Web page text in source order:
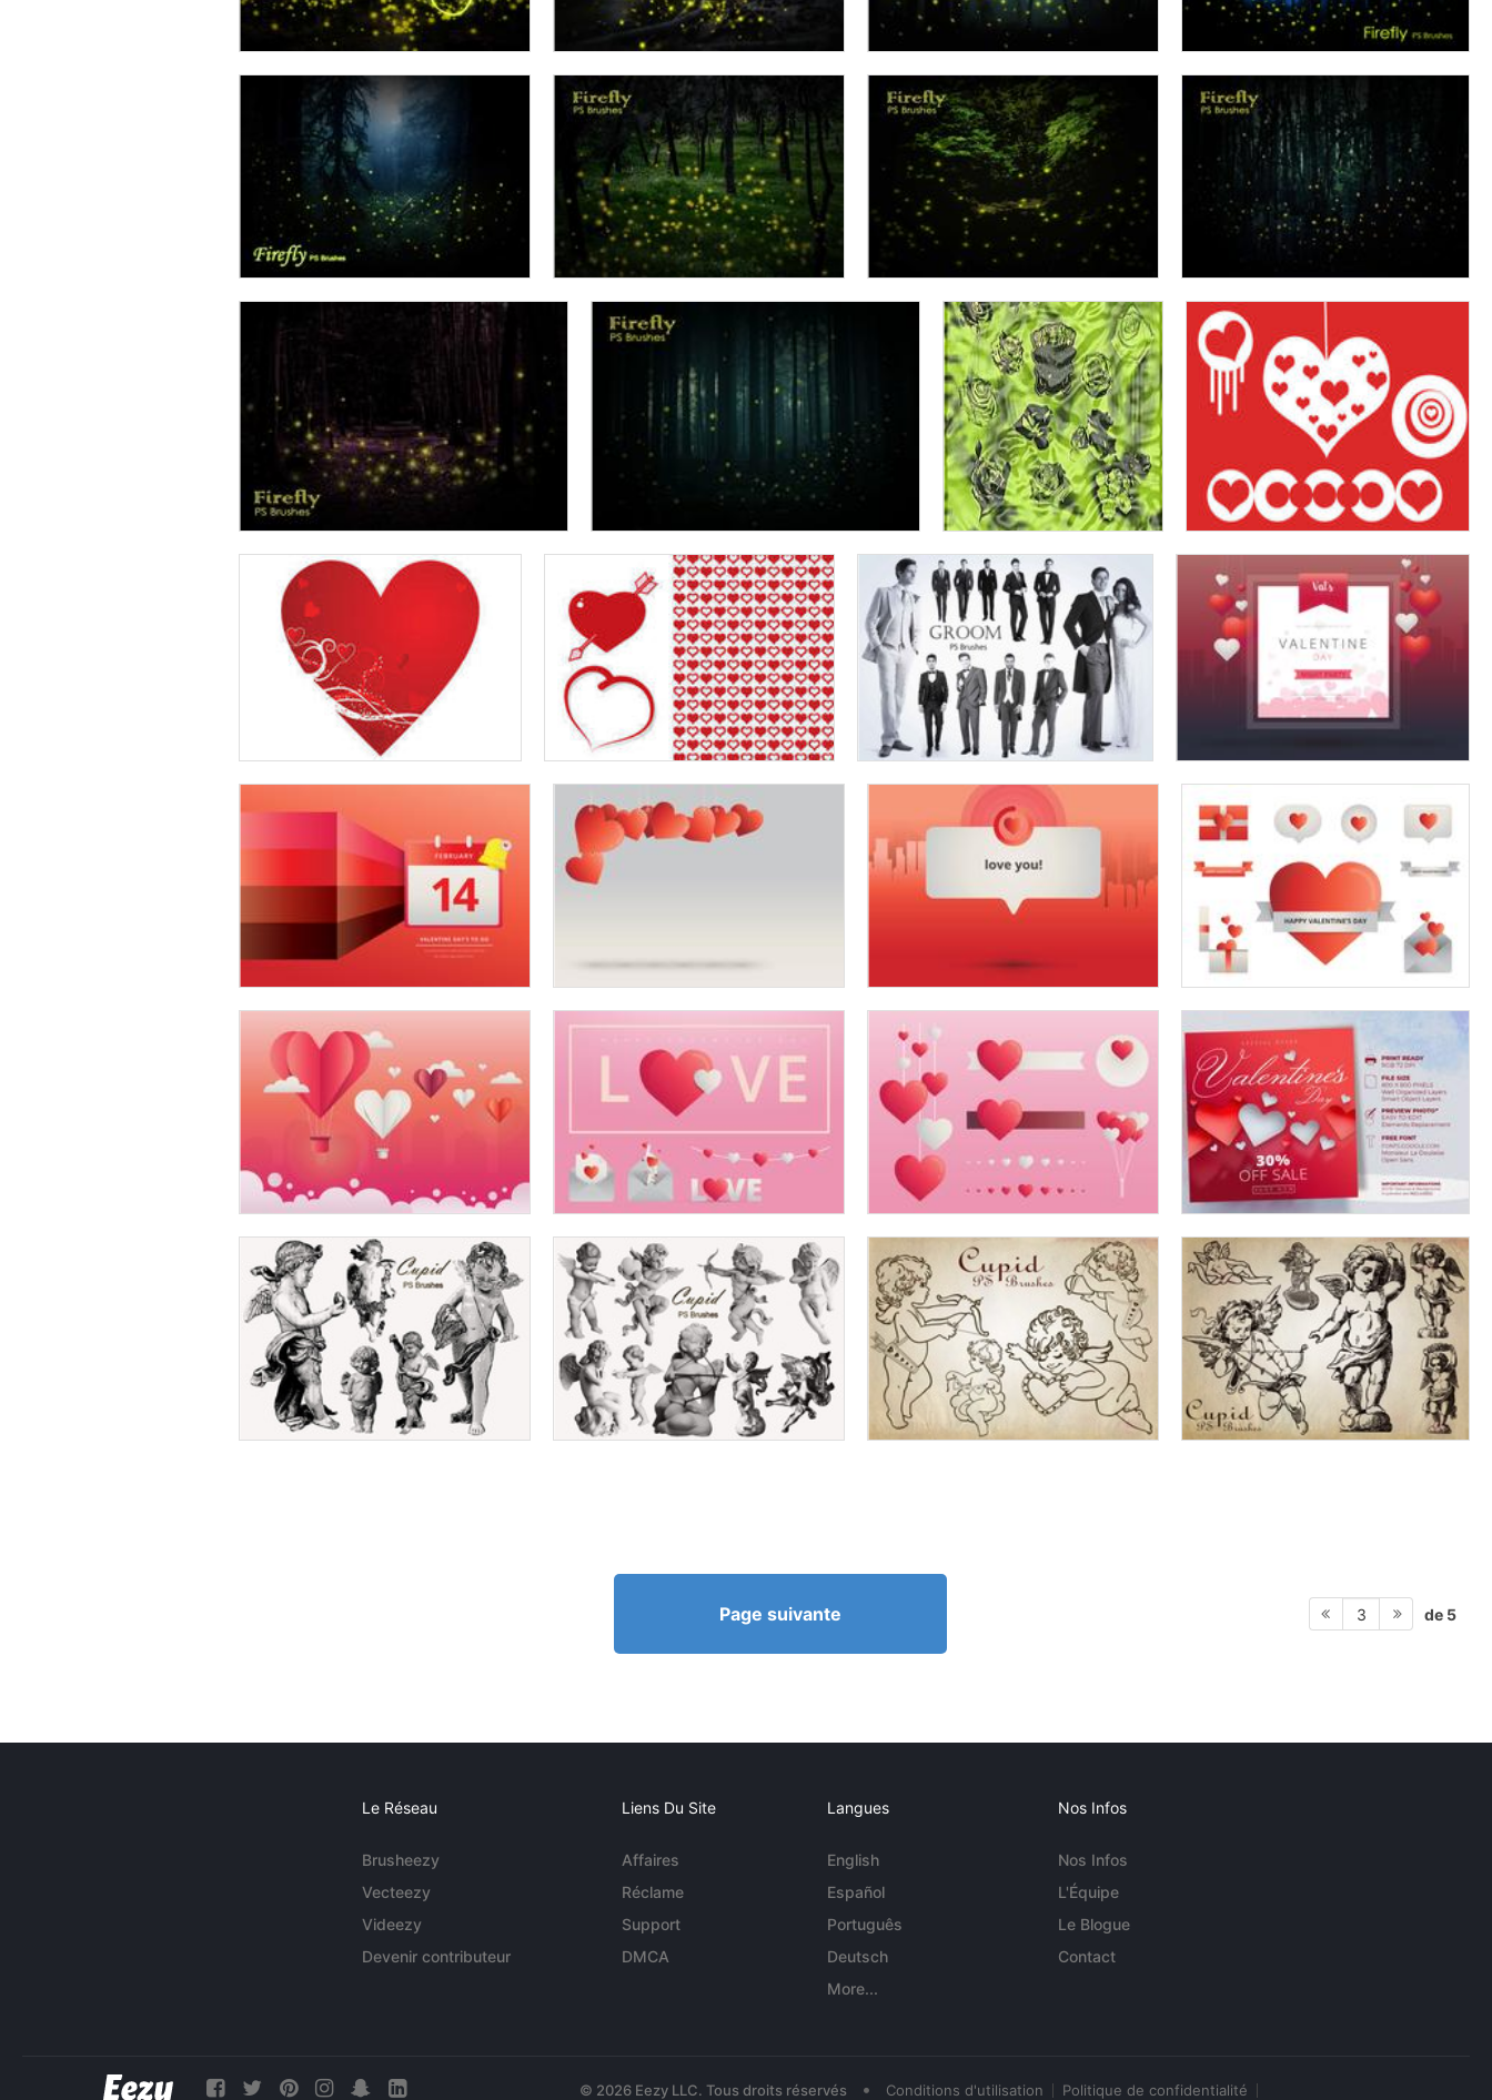
Page suivante 3 de 5
Le Réseau
Brusheezy
Vecteezy
Videezy
Devenir contributeur
Liens Du Site
Affaires
Réclame
Support
DMCA
Langues
English
Español
Português
Deutsch
More...
Nos Infos
Nos Infos
L'Équipe
Le Blogue
Contact
© 2026 Eezy LLC. Tous droits réservés • Conditions d'utilisation Politique de confidentialité